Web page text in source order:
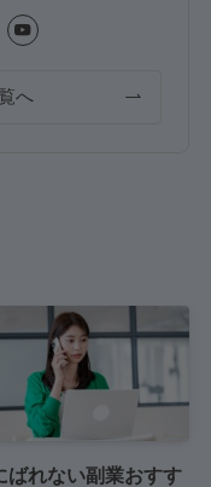
へ
ばれない副業おすす